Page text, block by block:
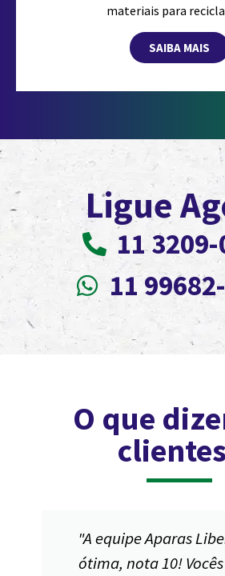
materiais para
SAIBA MAIS
Ligue
11
11
O que
"A equipe Aparas
ótima, nota 10!